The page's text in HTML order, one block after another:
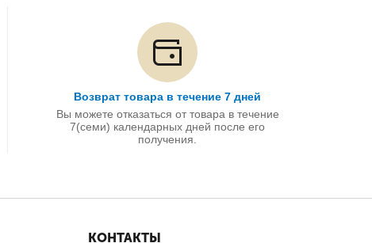
Возврат товара в течение 7 дней
Вы можете отказаться от товара в течение
7(семи) календарных дней после его
получения.
КОНТАКТЫ